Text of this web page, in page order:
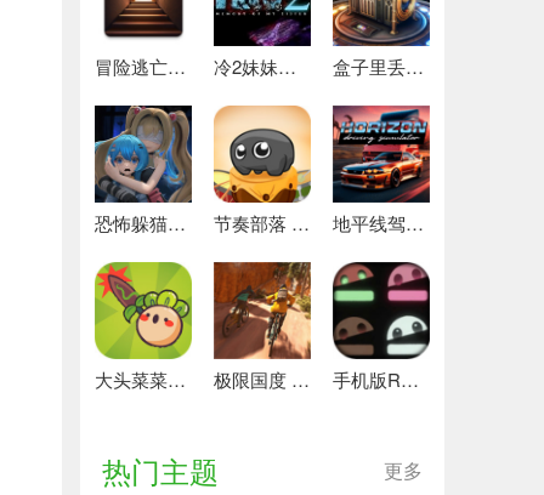
冒险逃亡之谜 推荐 冷2妹妹的记忆 热门下载 盒子里丢失的碎片 安卓下载
恐怖躲猫猫4 最新版 节奏部落 安卓版 地平线驾驶模拟器 最新版
大头菜菜历险记 好玩的 极限国度 最新版 手机版REPO 安卓版
热门主题 更多